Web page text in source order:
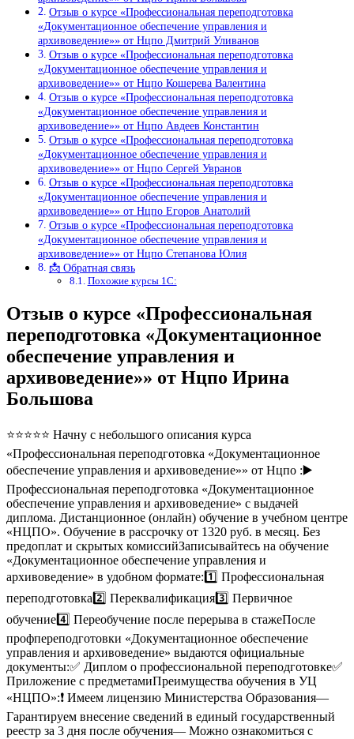
Отзыв о курсе «Профессиональная переподготовка
«Документационное обеспечение управления и
архивоведение»» от Нцпо Дмитрий Уливанов
Отзыв о курсе «Профессиональная переподготовка
«Документационное обеспечение управления и
архивоведение»» от Нцпо Кошерева Валентина
Отзыв о курсе «Профессиональная переподготовка
«Документационное обеспечение управления и
архивоведение»» от Нцпо Авдеев Константин
Отзыв о курсе «Профессиональная переподготовка
«Документационное обеспечение управления и
архивоведение»» от Нцпо Сергей Увранов
Отзыв о курсе «Профессиональная переподготовка
«Документационное обеспечение управления и
архивоведение»» от Нцпо Егоров Анатолий
Отзыв о курсе «Профессиональная переподготовка
«Документационное обеспечение управления и
архивоведение»» от Нцпо Степанова Юлия
📩 Обратная связь
Похожие курсы 1С:
Отзыв о курсе «Профессиональная
переподготовка «Документационное
обеспечение управления и
архивоведение»» от Нцпо Ирина
Большова
⭐⭐⭐⭐⭐ Начну с небольшого описания курса
«Профессиональная переподготовка «Документационное
обеспечение управления и архивоведение»» от Нцпо :▶️
Профессиональная переподготовка «Документационное
обеспечение управления и архивоведение» с выдачей
диплома. Дистанционное (онлайн) обучение в учебном центре
«НЦПО». Обучение в рассрочку от 1320 руб. в месяц. Без
предоплат и скрытых комиссийЗаписывайтесь на обучение
«Документационное обеспечение управления и
архивоведение» в удобном формате:1️⃣ Профессиональная
переподготовка2️⃣ Переквалификация3️⃣ Первичное
обучение4️⃣ Переобучение после перерыва в стажеПосле
профпереподготовки «Документационное обеспечение
управления и архивоведение» выдаются официальные
документы:✅ Диплом о профессиональной переподготовке✅
Приложение с предметамиПреимущества обучения в УЦ
«НЦПО»:❗️ Имеем лицензию Министерства Образования—
Гарантируем внесение сведений в единый государственный
реестр за 3 дня после обучения— Можно ознакомиться с